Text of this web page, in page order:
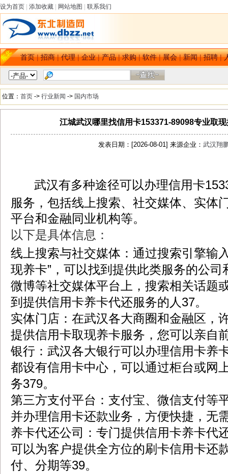
设为首页 添加收藏 网站地图 联系我们
首页|招商|代理|企业|产品|求购|软件|展会|新闻|招聘|
位置： 首页 -> 行业新闻 -> 国内市场
江城武汉哪里找信用卡153371-89098专业取
发表日期：[2026-08-01] 来源企业：武汉翔
武汉有多种途径可以办理信用卡
服务，包括线上搜索、社交媒体、实体
平台和金融同业机构等。
以下是具体信息：
线上搜索与社交媒体：通过搜索引擎输
现养卡”，可以找到提供此类服务的公
微博等社交媒体平台上，搜索相关话题
到提供信用卡养卡代还服务的人37。
实体门店：在武汉各大商圈和金融区，
提供信用卡取现养卡服务，您可以亲自
银行：武汉各大银行可以办理信用卡养
都设有信用卡中心，可以通过柜台或网
务379。
第三方支付平台：支付宝、微信支付等
并办理信用卡还款业务，方便快捷，无
养卡代还公司：专门提供信用卡养卡代
可以为客户提供全方位的刷卡信用卡还
付、分期等39。